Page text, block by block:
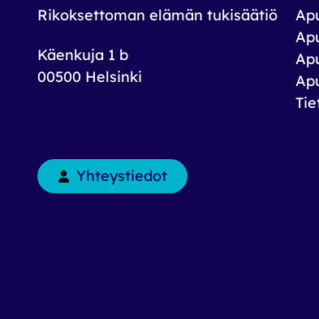
Rikoksettoman elämän tukisäätiö
Käenkuja 1 b
00500 Helsinki
Yhteystiedot